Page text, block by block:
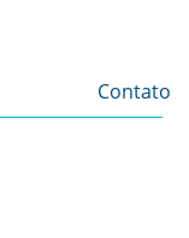
Contato